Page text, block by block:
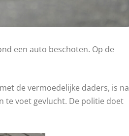
een auto beschoten. Op de
de vermoedelijke daders, is na
te voet gevlucht. De politie doet